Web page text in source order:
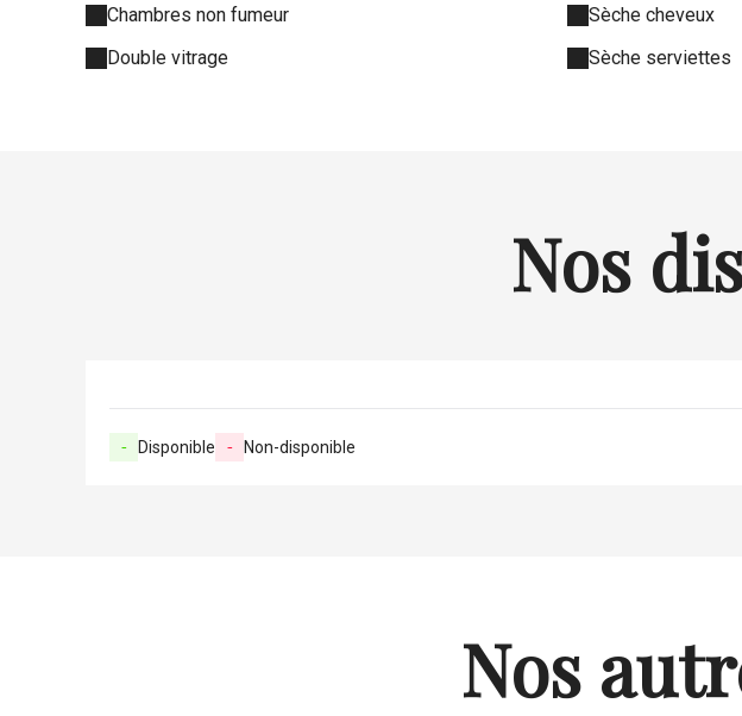
Chambres non fumeur
Double vitrage
Sèche cheveux
Sèche serviettes
Nos
- Disponible - Non-disponible
Nos